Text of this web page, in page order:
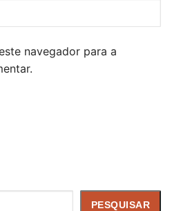
navegador para a
PESQUISAR